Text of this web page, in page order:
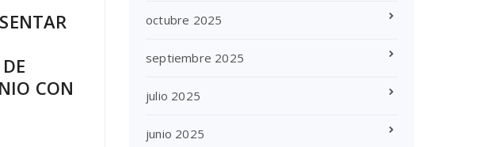
CON
octubre 2025
septiembre 2025
julio 2025
junio 2025